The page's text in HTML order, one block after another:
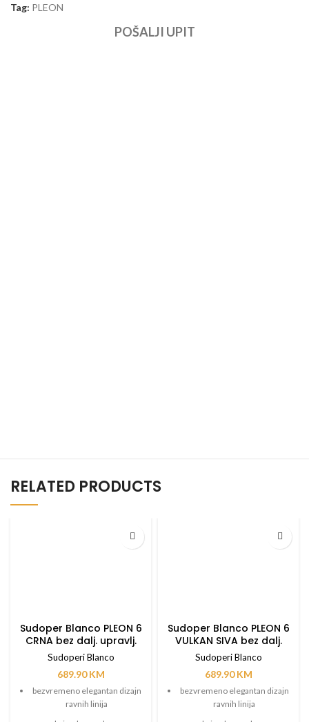
Tag: PLEON
POŠALJI UPIT
RELATED PRODUCTS
Sudoper Blanco PLEON 6
CRNA bez dalj. upravlj.
Sudoperi Blanco
689.90KM
bezvremeno elegantan dizajn
ravnih linija
Sudoper Blanco PLEON 6
VULKAN SIVA bez dalj.
upravlj.
Sudoperi Blanco
689.90KM
bezvremeno elegantan dizajn
ravnih linija